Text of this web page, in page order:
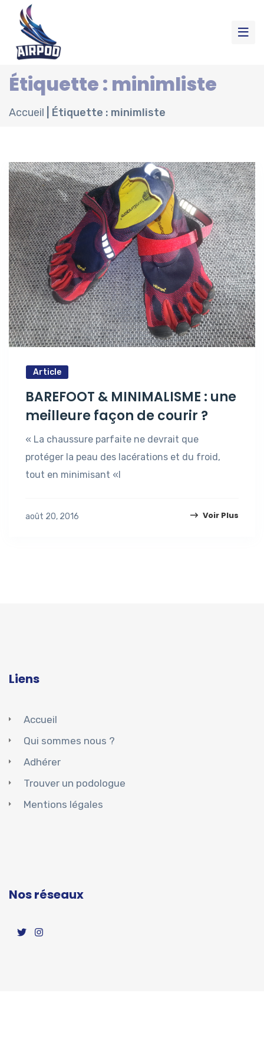
Étiquette : minimliste
Accueil Étiquette : minimliste
Article
BAREFOOT & MINIMALISME : une
meilleure façon de courir ?
« La chaussure parfaite ne devrait que
protéger la peau des lacérations et du froid,
tout en minimisant «l
août 20, 2016 Voir Plus
Liens
Accueil
Qui sommes nous ?
Adhérer
Trouver un podologue
Mentions légales
Nos réseaux